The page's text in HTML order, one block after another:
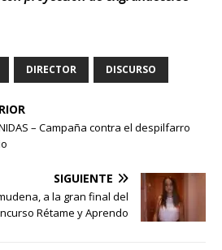
DIRECTOR DISCURSO
– Campaña contra el despilfarro
SIGUIENTE
a la gran final del
Rétame y Aprendo